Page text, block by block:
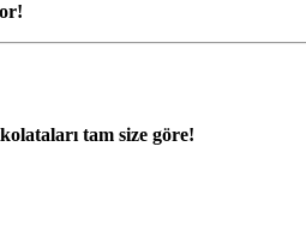
tam size göre!